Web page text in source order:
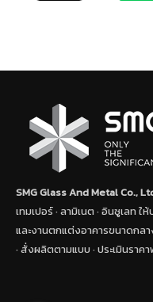
SMG Glass And Metal Co.,
เทมเปอร์ · ลามิเนต · อินซูเลท
และงานตกแต่งอาคารขนาดกล
· สั่งผลิตตามแบบ · ประเมินราค